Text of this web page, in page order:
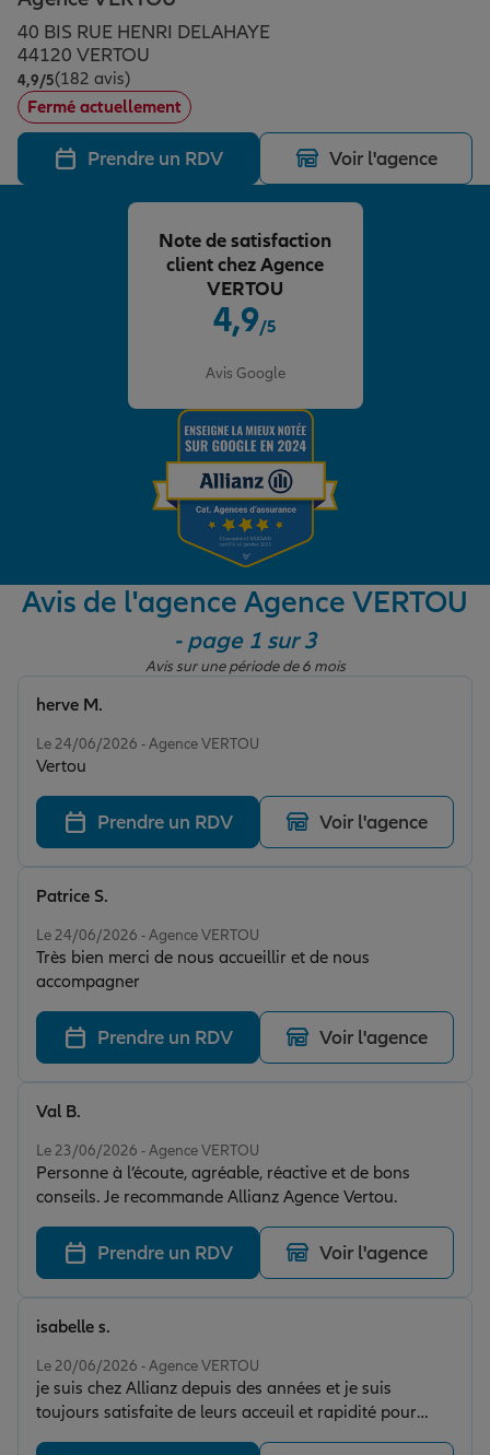
Assurance emprunteur
Prévoyance et dépendance
Assurance animal de compagnie
Protection de la famille
Protection juridique
Épargne & retraite
Plan épargne retraite
Assurance vie
Placements financiers
Investissements immobiliers
Transmission
Vos projets
Partir en vacances
Départ à la retraite
Préparer l’avenir
Conseil assurance
Assurance habitation
Le Pack Famille
Garantie des accidents de la vie
Assurance scolaire
Retraite
Tous nos devis d'assurance
Allianz en France
40 BIS RUE HENRI DELAHAYE
44120 VERTOU
4,9/5Note de 4.9 sur 5
(182 avis)
Fermé actuellement
Prendre un RDV Voir l'agence
4,9/5
Avis Google
Note de satisfaction
client chez Agence
VERTOU
Avis de l'agence Agence VERTOU
- page 1 sur 3
Avis sur une période de 6 mois
Le 24/06/2026 - Agence VERTOU
Vertou
herve M.
Prendre un RDV Voir l'agence
Le 24/06/2026 - Agence VERTOU
Très bien merci de nous accueillir et de nous
accompagner
Patrice S.
Prendre un RDV Voir l'agence
Le 23/06/2026 - Agence VERTOU
Personne à l’écoute, agréable, réactive et de bons
conseils. Je recommande Allianz Agence Vertou.
Val B.
Prendre un RDV Voir l'agence
Le 20/06/2026 - Agence VERTOU
je suis chez Allianz depuis des années et je suis
toujours satisfaite de leurs acceuil et rapidité pour
nous satisfaire.
isabelle s.